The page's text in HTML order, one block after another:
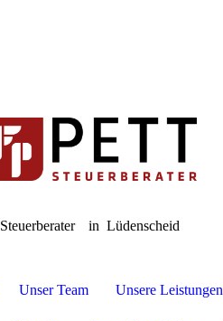
Steuerberater in Lüdenscheid
Unser Team Unsere Leistungen